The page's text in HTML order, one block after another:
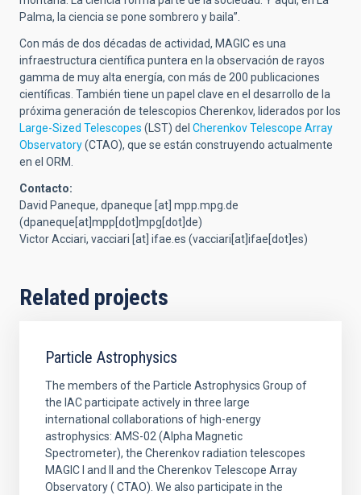
Palma, la ciencia se pone sombrero y baila”.
Con más de dos décadas de actividad, MAGIC es una
infraestructura científica puntera en la observación de rayos
gamma de muy alta energía, con más de 200 publicaciones
científicas. También tiene un papel clave en el desarrollo de la
próxima generación de telescopios Cherenkov, liderados por los
Large-Sized Telescopes (LST) del Cherenkov Telescope Array
Observatory(CTAO), que se están construyendo actualmente
en el ORM.
Contacto:
David Paneque, dpaneque [at] mpp.mpg.de
(dpaneque[at]mpp[dot]mpg[dot]de)
Victor Acciari, vacciari [at] ifae.es (vacciari[at]ifae[dot]es)
Related projects
Particle Astrophysics
The members of the Particle Astrophysics Group of
the IAC participate actively in three large
international collaborations of high-energy
astrophysics: AMS-02 (Alpha Magnetic
Spectrometer), the Cherenkov radiation telescopes
MAGIC I and II and the Cherenkov Telescope Array
Observatory ( CTAO). We also participate in the